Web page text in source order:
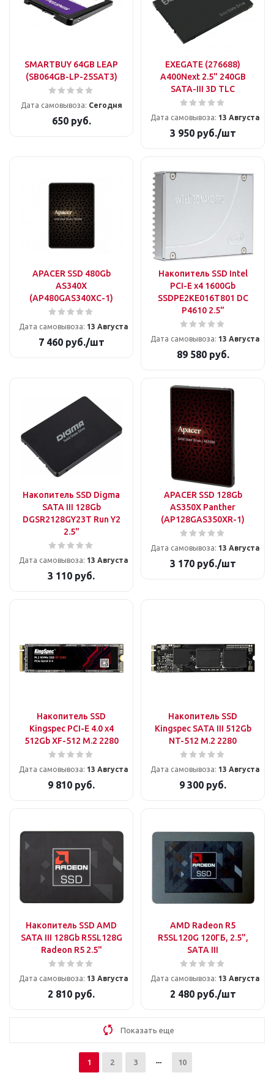
SMARTBUY 64GB LEAP
(SB064GB-LP-25SAT3)
Дата самовывоза: Сегодня
650руб.
EXEGATE (276688)
A400Next 2.5" 240GB
SATA-III 3D TLС
Дата самовывоза: 13 Августа
3 950руб./шт
APACER SSD 480Gb
AS340X
(AP480GAS340XC-1)
Дата самовывоза: 13 Августа
7 460руб./шт
Накопитель SSD Intel
PCI-E x4 1600Gb
SSDPE2KE016T801 DC
P4610 2.5"
Дата самовывоза: 13 Августа
89 580руб.
Накопитель SSD Digma
SATA III 128Gb
DGSR2128GY23T Run Y2
2.5"
Дата самовывоза: 13 Августа
3 110 руб.
APACER SSD 128Gb
AS350X Panther
(AP128GAS350XR-1)
Дата самовывоза: 13 Августа
3 170руб./шт
Накопитель SSD
Kingspec PCI-E 4.0 x4
512Gb XF-512 M.2 2280
Дата самовывоза: 13 Августа
9 810 руб.
Накопитель SSD
Kingspec SATA III 512Gb
NT-512 M.2 2280
Дата самовывоза: 13 Августа
9 300 руб.
Накопитель SSD AMD
SATA III 128Gb R5SL128G
Radeon R5 2.5"
Дата самовывоза: 13 Августа
2 810 руб.
AMD Radeon R5
R5SL120G 120ГБ, 2.5",
SATA III
Дата самовывоза: 13 Августа
2 480руб./шт
Показать еще
1 2 3 10